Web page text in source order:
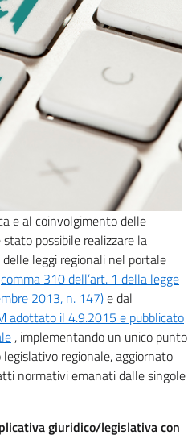
e al coinvolgimento delle
possibile realizzare la
leggi regionali nel portale
comma 310 dell’art. 1 della legge
2013, n. 147)e dal
adottato il 4.9.2015 e pubblicato
, implementando un unico punto
regionale, aggiornato
normativi emanati dalle singole
giuridico/legislativa con